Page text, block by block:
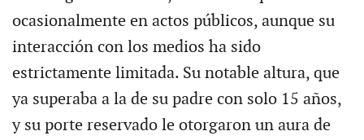
ocasionalmente en actos públicos, aunque su
interacción con los medios ha sido
estrictamente limitada. Su notable altura, que
ya superaba a la de su padre con solo 15 años,
y su porte reservado le otorgaron un aura de